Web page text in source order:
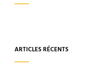
ARTICLES RÉCENTS